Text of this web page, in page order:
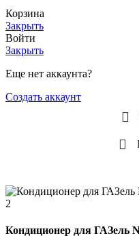
Корзина
Закрыть
Войти
Закрыть
Еще нет аккаунта?
Создать аккаунт
Кондиционер для ГАЗель